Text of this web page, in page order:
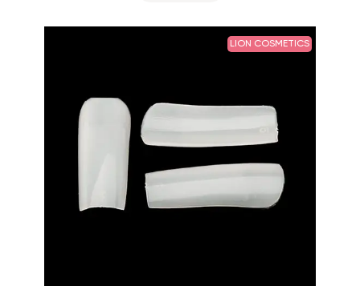
LION COSMETICS